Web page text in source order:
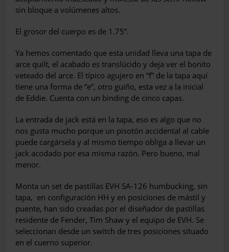
sin bloque a volúmenes altos.
El grosor del cuerpo es de 1.75”.
Ya hemos comentado que esta unidad lleva una tapa de
arce quilt, el acabado es translúcido y deja ver el bonito
veteado del arce. El típico agujero en “f” de la tapa aquí
tiene una forma de “e”, otro guiño, esta vez a la inicial
de Eddie. Cuenta con un binding de cinco capas.
La entrada de jack está en la tapa, eso es algo que no
nos gusta mucho porque un pisotón accidental al cable
puede cargársela y al mismo tiempo obliga a llevar un
jack acodado por esa misma razón. Pero bueno, mal
menor.
Monta un set de pastillas EVH SA-126 humbucking, sin
tapa, en configuración HH y en posiciones de mástil y
puente, han sido creadas por el diseñador de pastillas
residente de Fender, Tim Shaw y el equipo de EVH. Se
seleccionan desde un switch de tres posiciones situado
en el cuerno superior.